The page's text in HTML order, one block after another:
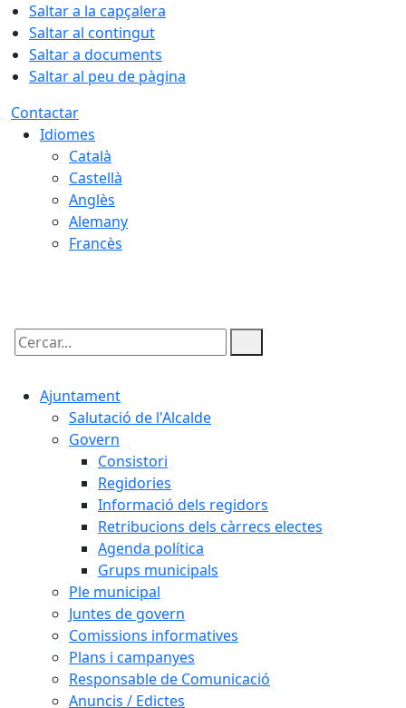
Saltar a la capçalera
Saltar al contingut
Saltar a documents
Saltar al peu de pàgina
Contactar
Idiomes
Català
Castellà
Anglès
Alemany
Francès
Cercar:
Ajuntament
Salutació de l'Alcalde
Govern
Consistori
Regidories
Informació dels regidors
Retribucions dels càrrecs electes
Agenda política
Grups municipals
Ple municipal
Juntes de govern
Comissions informatives
Plans i campanyes
Responsable de Comunicació
Anuncis / Edictes